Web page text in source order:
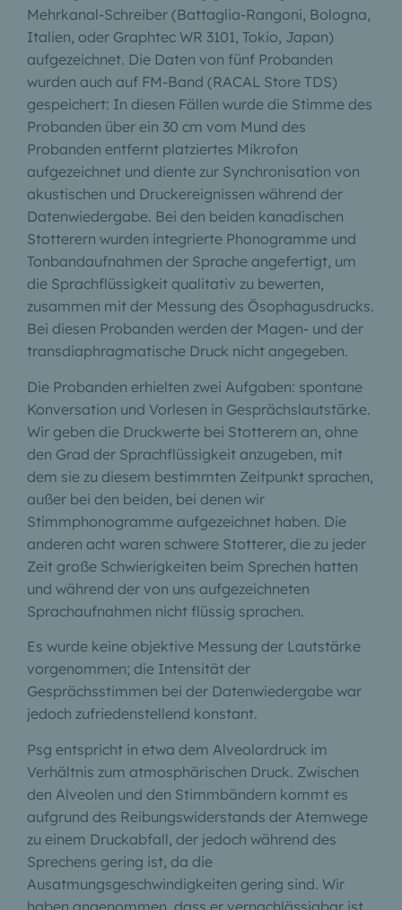
Mehrkanal-Schreiber (Battaglia-Rangoni, Bologna,
Italien, oder Graphtec WR 3101, Tokio, Japan)
aufgezeichnet. Die Daten von fünf Probanden
wurden auch auf FM-Band (RACAL Store TDS)
gespeichert: In diesen Fällen wurde die Stimme des
Probanden über ein 30 cm vom Mund des
Probanden entfernt platziertes Mikrofon
aufgezeichnet und diente zur Synchronisation von
akustischen und Druckereignissen während der
Datenwiedergabe. Bei den beiden kanadischen
Stotterern wurden integrierte Phonogramme und
Tonbandaufnahmen der Sprache angefertigt, um
die Sprachflüssigkeit qualitativ zu bewerten,
zusammen mit der Messung des Ösophagusdrucks.
Bei diesen Probanden werden der Magen- und der
transdiaphragmatische Druck nicht angegeben.
Die Probanden erhielten zwei Aufgaben: spontane
Konversation und Vorlesen in Gesprächslautstärke.
Wir geben die Druckwerte bei Stotterern an, ohne
den Grad der Sprachflüssigkeit anzugeben, mit
dem sie zu diesem bestimmten Zeitpunkt sprachen,
außer bei den beiden, bei denen wir
Stimmphonogramme aufgezeichnet haben. Die
anderen acht waren schwere Stotterer, die zu jeder
Zeit große Schwierigkeiten beim Sprechen hatten
und während der von uns aufgezeichneten
Sprachaufnahmen nicht flüssig sprachen.
Es wurde keine objektive Messung der Lautstärke
vorgenommen; die Intensität der
Gesprächsstimmen bei der Datenwiedergabe war
jedoch zufriedenstellend konstant.
Psg entspricht in etwa dem Alveolardruck im
Verhältnis zum atmosphärischen Druck. Zwischen
den Alveolen und den Stimmbändern kommt es
aufgrund des Reibungswiderstands der Atemwege
zu einem Druckabfall, der jedoch während des
Sprechens gering ist, da die
Ausatmungsgeschwindigkeiten gering sind. Wir
haben angenommen, dass er vernachlässigbar ist.